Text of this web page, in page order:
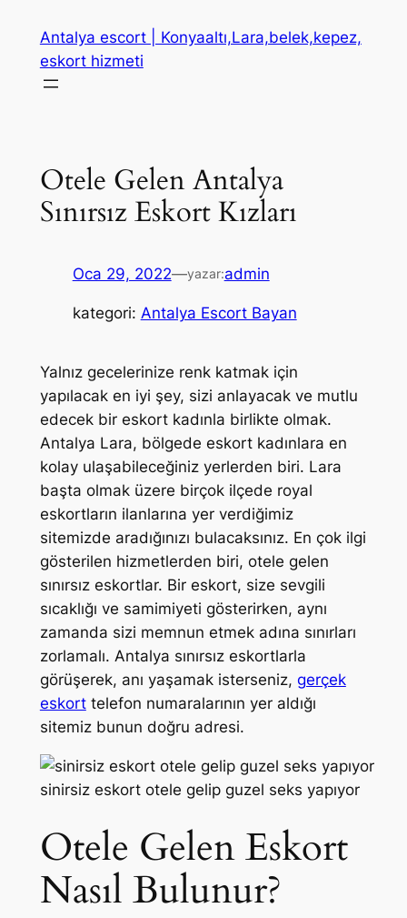
Antalya escort | Konyaaltı,Lara,belek,kepez,
eskort hizmeti
Otele Gelen Antalya
Sınırsız Eskort Kızları
Oca 29, 2022—yazar:admin
kategori: Antalya Escort Bayan
Yalnız gecelerinize renk katmak için
yapılacak en iyi şey, sizi anlayacak ve mutlu
edecek bir eskort kadınla birlikte olmak.
Antalya Lara, bölgede eskort kadınlara en
kolay ulaşabileceğiniz yerlerden biri. Lara
başta olmak üzere birçok ilçede royal
eskortların ilanlarına yer verdiğimiz
sitemizde aradığınızı bulacaksınız. En çok ilgi
gösterilen hizmetlerden biri, otele gelen
sınırsız eskortlar. Bir eskort, size sevgili
sıcaklığı ve samimiyeti gösterirken, aynı
zamanda sizi memnun etmek adına sınırları
zorlamalı. Antalya sınırsız eskortlarla
görüşerek, anı yaşamak isterseniz, gerçek
eskorttelefon numaralarının yer aldığı
sitemiz bunun doğru adresi.
sinirsiz eskort otele gelip guzel seks yapıyor
Otele Gelen Eskort
Nasıl Bulunur?